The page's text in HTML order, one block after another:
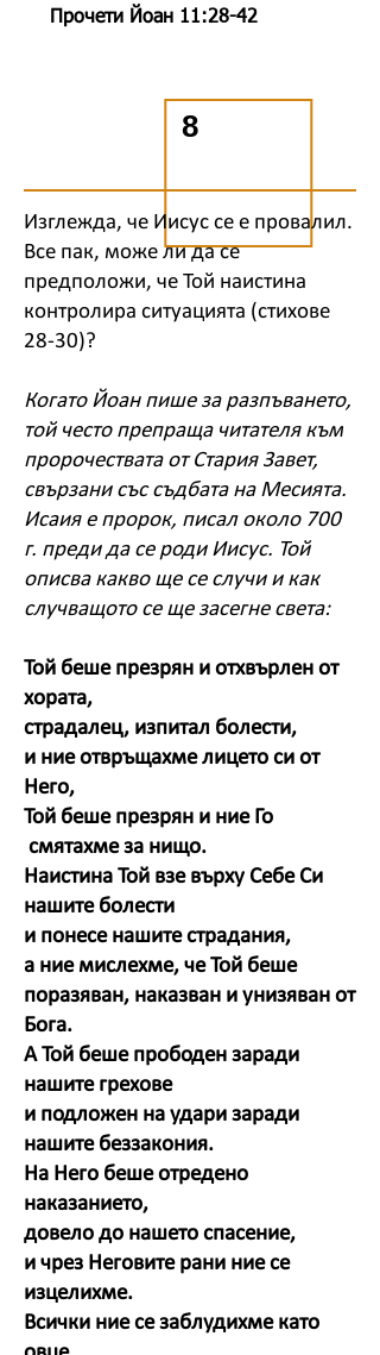
Прочети Йоан 11:28-42
8
Изглежда, че Иисус се е провалил.
Все пак, може ли да се
предположи, че Той наистина
контролира ситуацията (стихове
28-30)?
Когато Йоан пише за разпъването,
той често препраща читателя към
пророчествата от Стария Завет,
свързани със съдбата на Месията.
Исаия е пророк, писал около 700
г. преди да се роди Иисус. Той
описва какво ще се случи и как
случващото се ще засегне света:
Той беше презрян и отхвърлен от
хората,
страдалец, изпитал болести,
и ние отвръщахме лицето си от
Него,
Той беше презрян и ние Го
смятахме за нищо.
Наистина Той взе върху Себе Си
нашите болести
и понесе нашите страдания,
а ние мислехме, че Той беше
поразяван, наказван и унизяван от
Бога.
А Той беше прободен заради
нашите грехове
и подложен на удари заради
нашите беззакония.
На Него беше отредено
наказанието,
довело до нашето спасение,
и чрез Неговите рани ние се
изцелихме.
Всички ние се заблудихме като